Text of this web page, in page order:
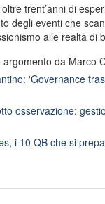
trent’anni di
degli eventi che
alle realtà di
da Marco
'Governance
osservazione:
i 10 QB che si